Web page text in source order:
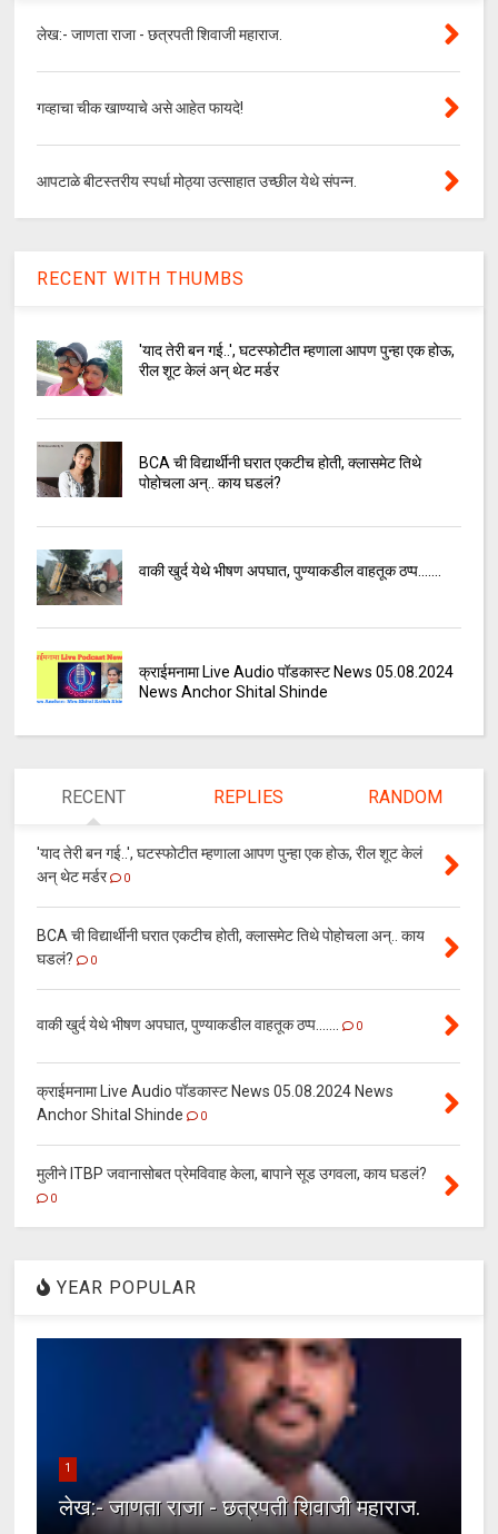
लेख:- जाणता राजा - छत्रपती शिवाजी महाराज.
गव्हाचा चीक खाण्याचे असे आहेत फायदे!
आपटाळे बीटस्तरीय स्पर्धा मोठ्या उत्साहात उच्छील येथे संपन्न.
RECENT WITH THUMBS
'याद तेरी बन गई..', घटस्फोटीत म्हणाला आपण पुन्हा एक होऊ,
रील शूट केलं अन् थेट मर्डर
BCA ची विद्यार्थीनी घरात एकटीच होती, क्लासमेट तिथे
पोहोचला अन्.. काय घडलं?
वाकी खुर्द येथे भीषण अपघात, पुण्याकडील वाहतूक ठप्प.......
क्राईमनामा Live Audio पॉडकास्ट News 05.08.2024
News Anchor Shital Shinde
RECENT REPLIES RANDOM
'याद तेरी बन गई..', घटस्फोटीत म्हणाला आपण पुन्हा एक होऊ, रील शूट केलं
अन् थेट मर्डर
0
BCA ची विद्यार्थीनी घरात एकटीच होती, क्लासमेट तिथे पोहोचला अन्.. काय
घडलं?
0
वाकी खुर्द येथे भीषण अपघात, पुण्याकडील वाहतूक ठप्प....... 0
क्राईमनामा Live Audio पॉडकास्ट News 05.08.2024 News
Anchor Shital Shinde
0
मुलीने ITBP जवानासोबत प्रेमविवाह केला, बापाने सूड उगवला, काय घडलं?
0
YEAR POPULAR
1
लेख:- जाणता राजा - छत्रपती शिवाजी महाराज.